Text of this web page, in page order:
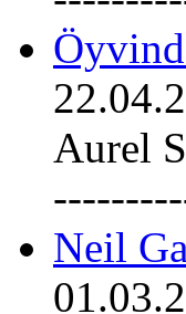
Aurel
Neil